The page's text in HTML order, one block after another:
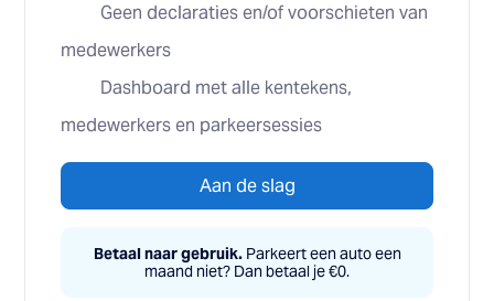
Geen declaraties en/of voorschieten van
medewerkers
Dashboard met alle kentekens,
medewerkers en parkeersessies
Aan de slag
Betaal naar gebruik.Parkeert een auto een
maand niet? Dan betaal je €0.